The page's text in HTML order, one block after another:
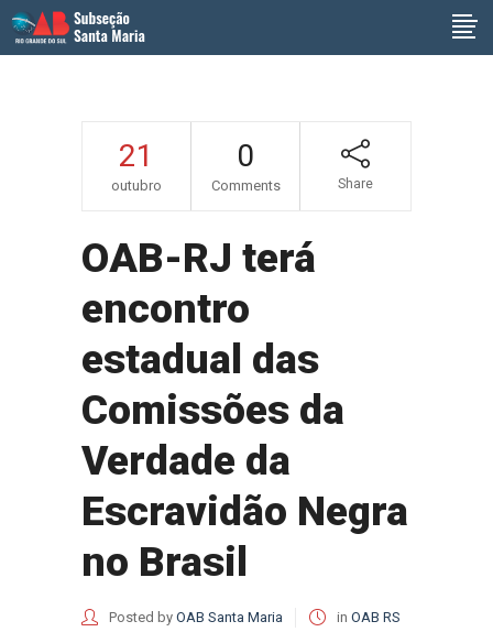
21
outubro
0
Comments Share
OAB-RJ terá
encontro
estadual das
Comissões da
Verdade da
Escravidão Negra
no Brasil
Posted by OAB Santa Maria in OAB RS